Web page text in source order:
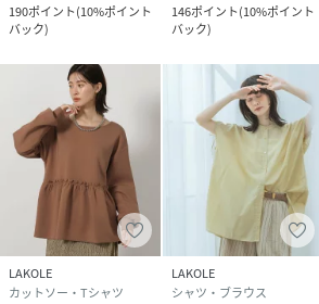
190ポイント(10%ポイント
バック)
146ポイント(10%ポイント
バック)
LAKOLE
カットソー・Tシャツ
LAKOLE
シャツ・ブラウス